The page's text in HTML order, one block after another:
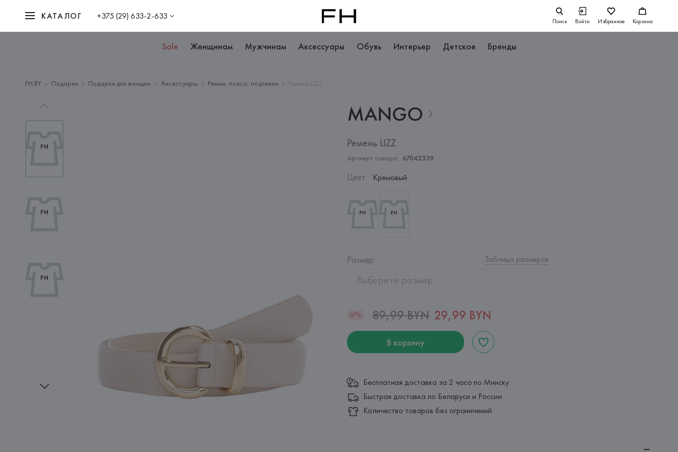
КАТАЛОГ +375 (29) 633-2-633 Поиск Войти Избранное Корзина
Sale Женщинам Мужчинам Аксессуары Обувь Интерьер Детское Бренды
FH.BY Подарки Подарки для женщин Аксессуары Ремни, пояса, подтяжки Ремень LIZZ
MANGO
Ремень LIZZ
Артикул товара: 67042539
Цвет: Кремовый
Размер: Таблица размеров
Выберите размер
67% 89,99 BYN 29,99 BYN
В корзину
Бесплатная доставка за 2 часа по Минску
Быстрая доставка по Беларуси и России
Количество товаров без ограничений